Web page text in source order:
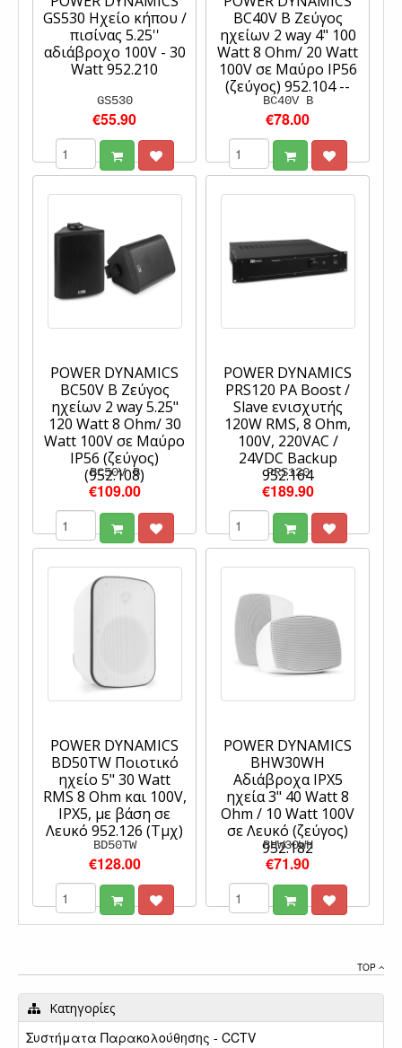
GS530 Ηχείο κήπου /
πισίνας 5.25''
αδιάβροχο 100V - 30
Watt 952.210
GS530
€55.90
BC40V B Ζεύγος
ηχείων 2 way 4" 100
Watt 8 Ohm/ 20 Watt
100V σε Μαύρο IP56
(ζεύγος) 952.104 --
BC40V B
€78.00
POWER DYNAMICS
BC50V B Ζεύγος
ηχείων 2 way 5.25"
120 Watt 8 Ohm/ 30
Watt 100V σε Μαύρο
IP56 (ζεύγος)
(952.108)
BC50V B
€109.00
POWER DYNAMICS
PRS120 PA Boost /
Slave ενισχυτής
120W RMS, 8 Ohm,
100V, 220VAC /
24VDC Backup
952.164
PRS120
€189.90
POWER DYNAMICS
BD50TW Ποιοτικό
ηχείο 5" 30 Watt
RMS 8 Ohm και 100V,
IPX5, με βάση σε
Λευκό 952.126 (Τμχ)
BD50TW
€128.00
POWER DYNAMICS
BHW30WH
Αδιάβροχα IPX5
ηχεία 3" 40 Watt 8
Ohm / 10 Watt 100V
σε Λευκό (ζεύγος)
952.182
BHW30WH
€71.90
TOP
Κατηγορίες
Συστήματα Παρακολούθησης - CCTV